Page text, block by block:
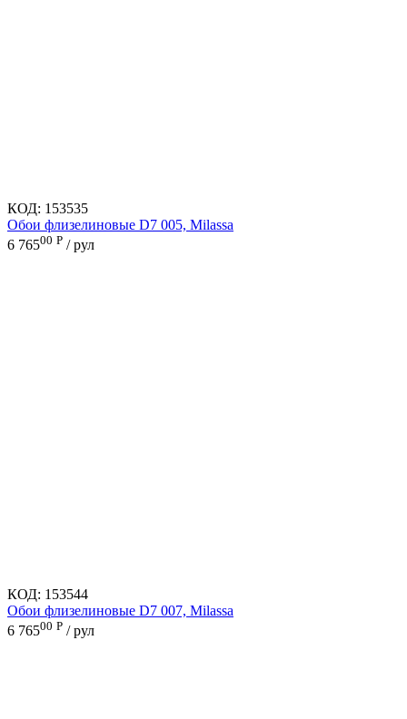
КОД: 153535
Обои флизелиновые D7 005, Milassa
6 76500 Р / рул
КОД: 153544
Обои флизелиновые D7 007, Milassa
6 76500 Р / рул